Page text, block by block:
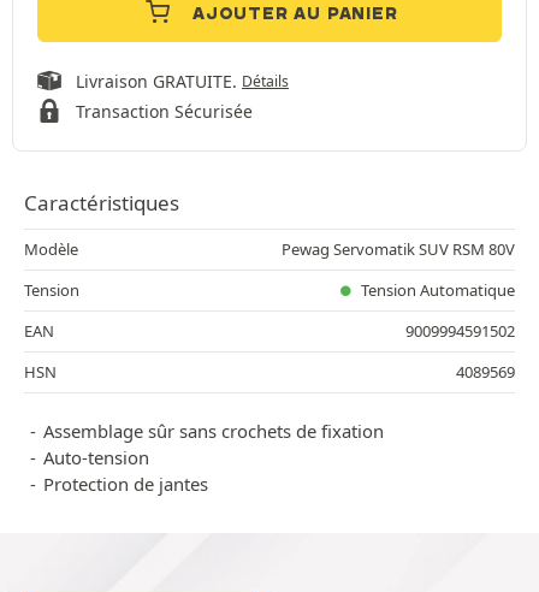
AJOUTER AU PANIER
Livraison GRATUITE. Détails
Transaction Sécurisée
Caractéristiques
Modèle
Pewag Servomatik SUV RSM 80V
Tension
Tension Automatique
EAN
9009994591502
HSN
4089569
Assemblage sûr sans crochets de fixation
Auto-tension
Protection de jantes